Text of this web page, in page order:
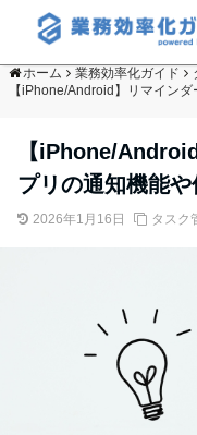
ホーム 業務効率化ガイド
【iPhone/Android】リマイン
【iPhone/
プリの通知機能や
2026年1月16日 タスク